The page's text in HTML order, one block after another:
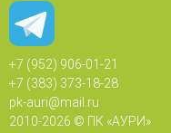
+7 (952) 906-01-21
+7 (383) 373-18-28
pk-auri@mail.ru
2010-2026 © ПК «АУРИ»